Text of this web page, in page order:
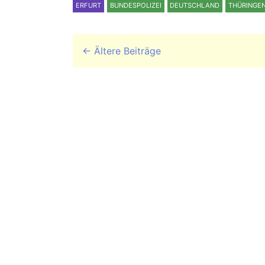
ERFURT BUNDESPOLIZEI DEUTSCHLAND
Beitrags-Navigation
← Ältere Beiträge